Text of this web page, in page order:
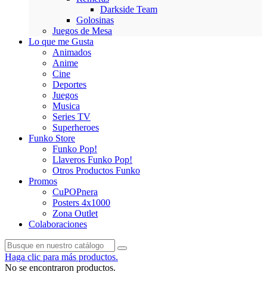
Darkside Team
Golosinas
Juegos de Mesa
Lo que me Gusta
Animados
Anime
Cine
Deportes
Juegos
Musica
Series TV
Superheroes
Funko Store
Funko Pop!
Llaveros Funko Pop!
Otros Productos Funko
Promos
CuPOPnera
Posters 4x1000
Zona Outlet
Colaboraciones
Haga clic para más productos.
No se encontraron productos.